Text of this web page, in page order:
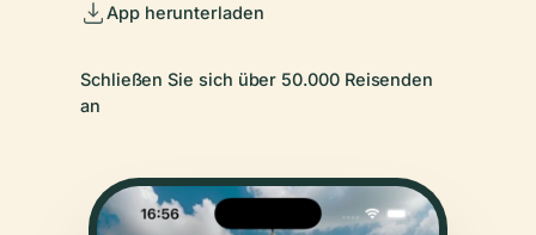
App herunterladen
Schließen Sie sich über 50.000 Reisenden
an